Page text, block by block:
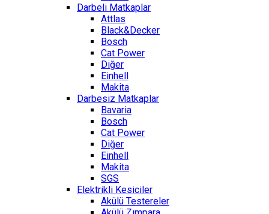
Darbeli Matkaplar
Attlas
Black&Decker
Bosch
Cat Power
Diğer
Einhell
Makita
Darbesiz Matkaplar
Bavaria
Bosch
Cat Power
Diğer
Einhell
Makita
SGS
Elektrikli Kesiciler
Akülü Testereler